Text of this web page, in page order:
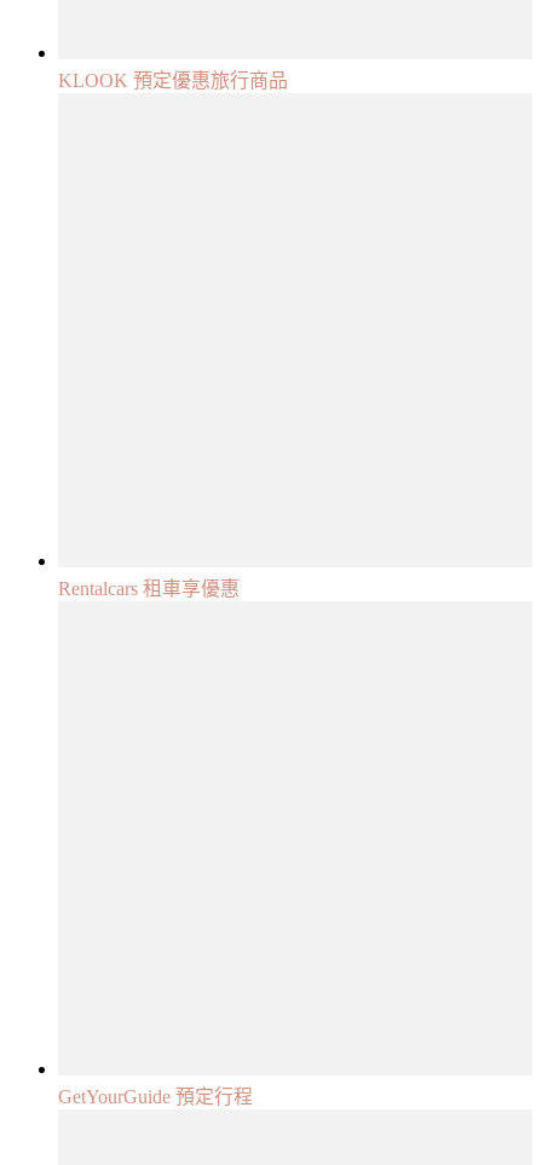
KLOOK 預定優惠旅行商品
Rentalcars 租車享優惠
GetYourGuide 預定行程